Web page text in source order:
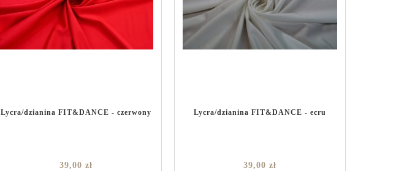
Lycra/dzianina FIT&DANCE - czerwony
39,00 zł
Lycra/dzianina FIT&DANCE - ecru
39,00 zł